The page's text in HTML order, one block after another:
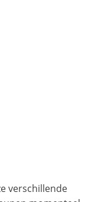
verschillende